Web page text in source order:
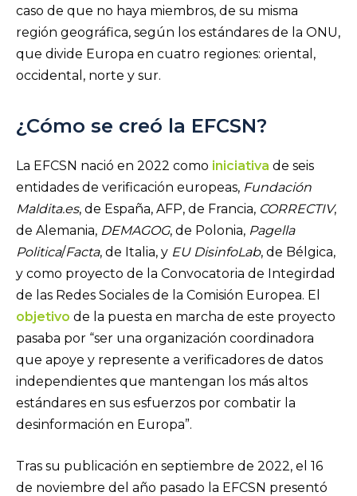
caso de que no haya miembros, de su misma
región geográfica, según los estándares de la ONU,
que divide Europa en cuatro regiones: oriental,
occidental, norte y sur.
¿Cómo se creó la EFCSN?
La EFCSN nació en 2022 como iniciativa de seis
entidades de verificación europeas, Fundación
Maldita.es, de España, AFP, de Francia, CORRECTIV,
de Alemania, DEMAGOG, de Polonia, Pagella
Politica/Facta, de Italia, y EU DisinfoLab, de Bélgica,
y como proyecto de la Convocatoria de Integirdad
de las Redes Sociales de la Comisión Europea. El
objetivo de la puesta en marcha de este proyecto
pasaba por “ser una organización coordinadora
que apoye y represente a verificadores de datos
independientes que mantengan los más altos
estándares en sus esfuerzos por combatir la
desinformación en Europa”.
Tras su publicación en septiembre de 2022, el 16
de noviembre del año pasado la EFCSN presentó